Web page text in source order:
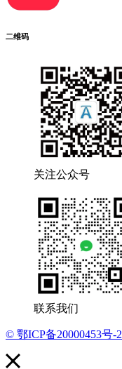
二维码
关注公众号
联系我们
© 鄂ICP备20000453号-2